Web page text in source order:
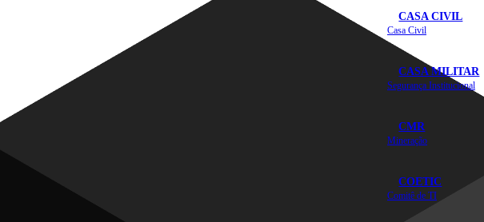
CASA CIVIL
Casa Civil
CASA MILITAR
Segurança Institucional
CMR
Mineração
COETIC
Comitê de TI